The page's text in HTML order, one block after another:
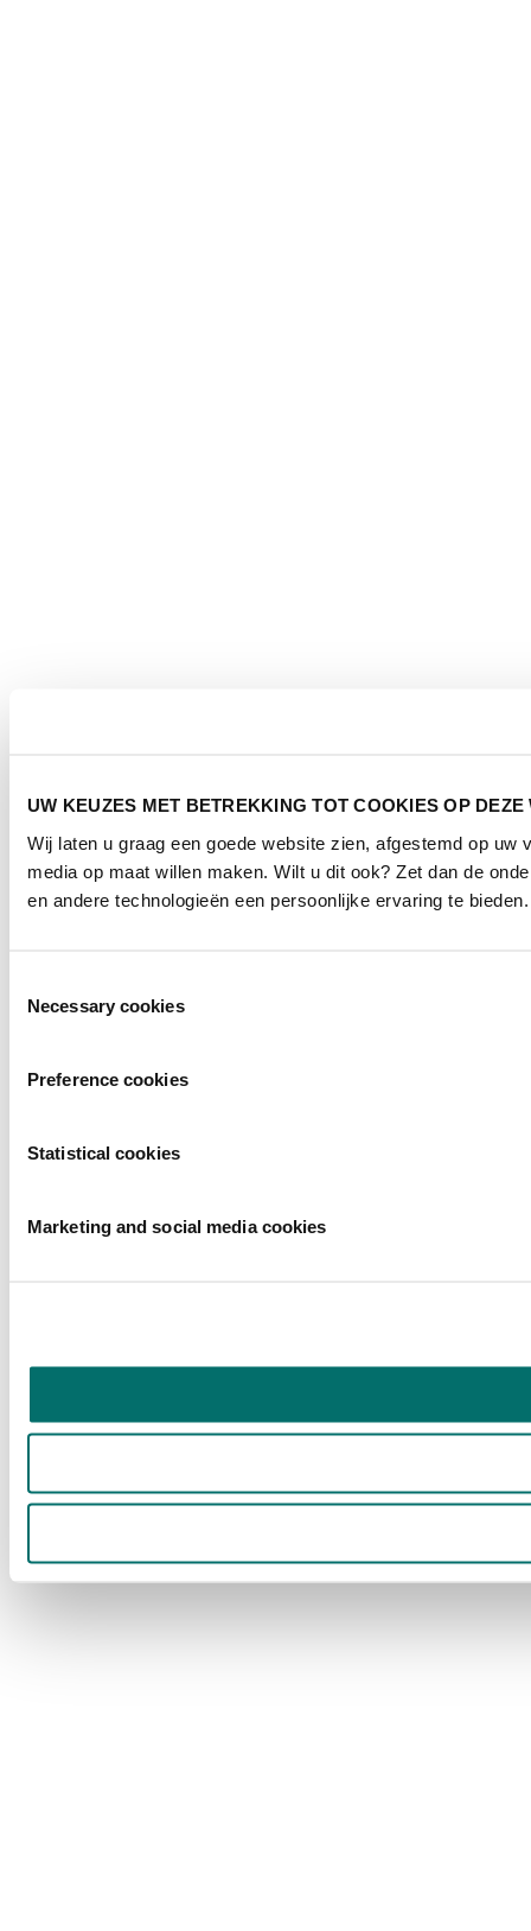
UW KEUZES MET BETREKKING TOT COOKIES OP DEZE
Wij laten u graag een goede website zien, afgestemd op
media op maat willen maken. Wilt u dit ook? Zet dan de
en andere technologieën een persoonlijke ervaring te bieden.
Necessary cookies
Preference cookies
Statistical cookies
Marketing and social media cookies